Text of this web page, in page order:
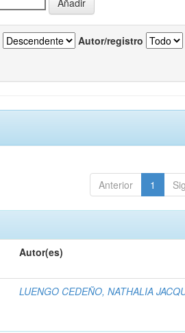
Autor/registro
Anterior 1
Autor(es)
LUENGO CEDEÑO, NATHALIA